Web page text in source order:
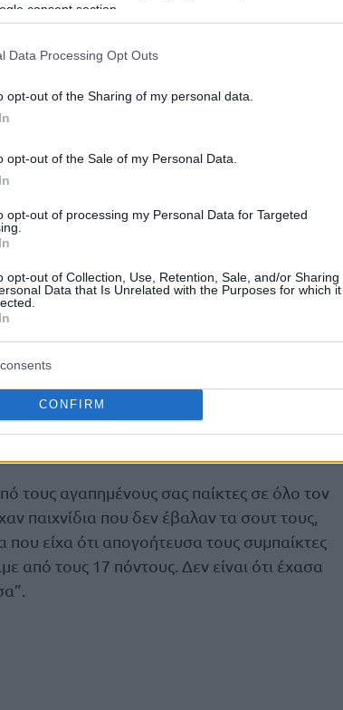
consent section.
Data Processing Opt Outs
opt-out of the Sharing of my personal data.
opt-out of the Sale of my Personal Data.
opt-out of processing my Personal Data for Targeted
opt-out of Collection, Use, Retention, Sale, and/or Sharing
Data that Is Unrelated with the Purposes for which it
CONFIRM
αμυντική ένταση να εμφανιστούμε στο 3ο
καλά. Πρέπει να εστιάσουμε σε κάθε
θα έχει την καλύτερη ευκαιρία να
παιχνίδι, δεν μπορείς να κάνεις το τέλειο
δουλειά και φτάσαμε κοντά στο να
ένταση που βγάλαμε, αυτό ήταν το
που παίζαμε άμυνα σε κάποιους
έκανε καλή δουλειά. Και οι δύο ομάδες
στη μπάλα. Κάναμε καλή δουλειά. Ήταν
στο τέλος βάλαμε περισσότερους πόντους
στο 2ο παιχνίδι:
τους αγαπημένους σας παίκτες σε όλο τον
παιχνίδια που δεν έβαλαν τα σουτ τους,
είχα ότι απογοήτευσα τους συμπαίκτες
από τους 17 πόντους. Δεν είναι ότι έχασα